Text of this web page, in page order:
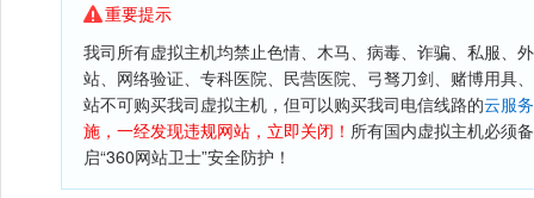
重要提示
我司所有虚拟主机均禁止色情、木马、病毒、诈骗、私服、
站、网络验证、专科医院、民营医院、弓驽刀剑、赌博用具
站不可购买我司虚拟主机，但可以购买我司电信线路的云服
施，一经发现违规网站，立即关闭！ 所有国内虚拟主机必须
启“360网站卫士”安全防护！